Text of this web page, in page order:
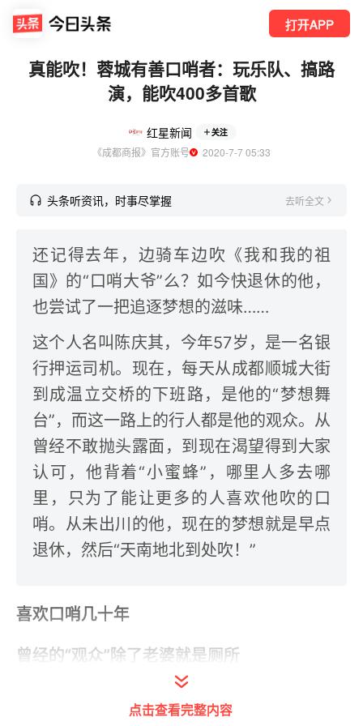
打开APP
真能吹！蓉城有善口哨者：玩乐队、搞路
演，能吹400多首歌
红星新闻 关注
《成都商报》官方账号
  2020-7-7 05:33
头条听资讯，时事尽掌握 去听全文
还记得去年，边骑车边吹《我和我的祖
国》的“口哨大爷”么？如今快退休的他，
也尝试了一把追逐梦想的滋味……
这个人名叫陈庆其，今年57岁，是一名银
行押运司机。现在，每天从成都顺城大街
到成温立交桥的下班路，是他的“梦想舞
台”，而这一路上的行人都是他的观众。从
曾经不敢抛头露面，到现在渴望得到大家
认可，他背着“小蜜蜂”，哪里人多去哪
里，只为了能让更多的人喜欢他吹的口
哨。从未出川的他，现在的梦想就是早点
退休，然后“天南地北到处吹！”
喜欢口哨几十年
曾经的“观众”除了老婆就是厕所
久，还是决定骑上电瓶车，冒雨来春熙路进行
点击查看完整内容